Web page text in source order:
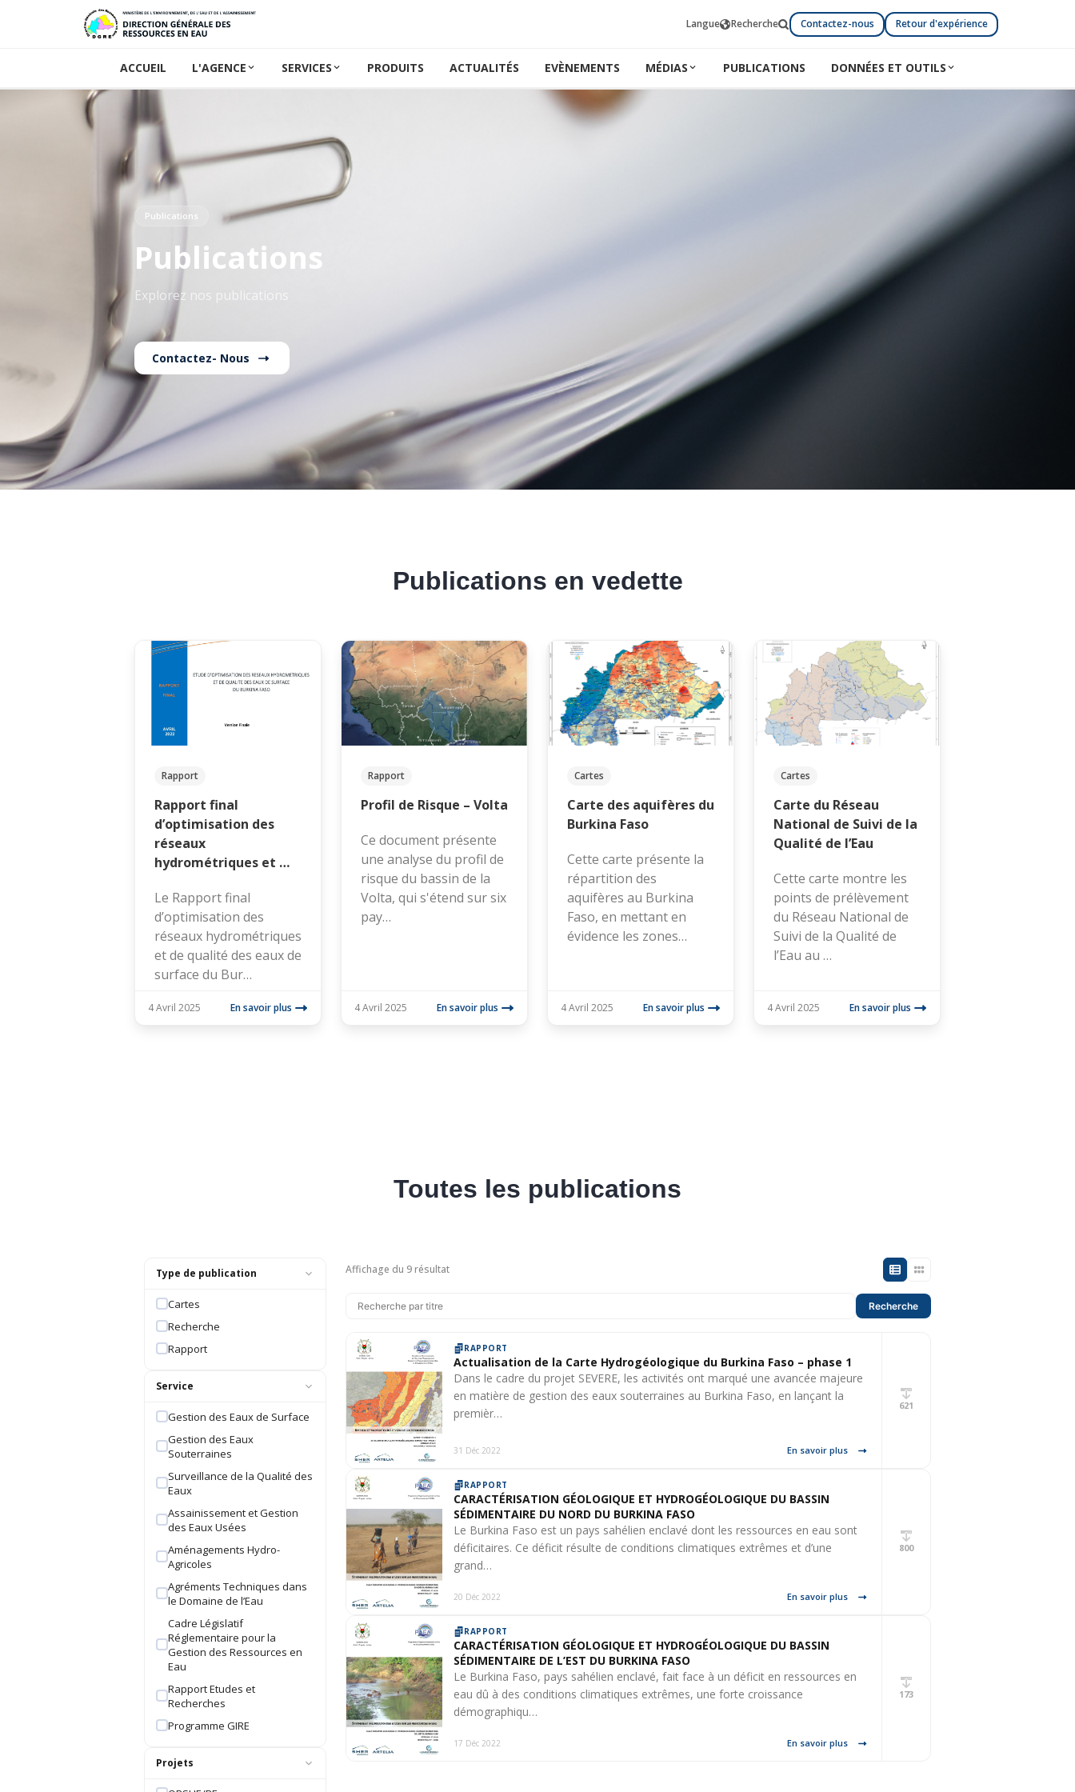
Langue Recherche Contactez-nous Retour d'expérience
ACCUEIL L'AGENCE SERVICES PRODUITS ACTUALITÉS EVÈNEMENTS MÉDIAS PUBLICATIONS DONNÉES ET OUTILS
Publications
Publications
Explorez nos publications
Contactez- Nous
Publications en vedette
Rapport
Rapport final
d’optimisation des
réseaux
hydrométriques et …
Le Rapport final
d’optimisation des
réseaux hydrométriques
et de qualité des eaux de
surface du Bur…
4 Avril 2025 En savoir plus
Rapport
Profil de Risque – Volta
Ce document présente
une analyse du profil de
risque du bassin de la
Volta, qui s'étend sur six
pay…
4 Avril 2025 En savoir plus
Cartes
Carte des aquifères du
Burkina Faso
Cette carte présente la
répartition des
aquifères au Burkina
Faso, en mettant en
évidence les zones…
4 Avril 2025 En savoir plus
Cartes
Carte du Réseau
National de Suivi de la
Qualité de l’Eau
Cette carte montre les
points de prélèvement
du Réseau National de
Suivi de la Qualité de
l’Eau au …
4 Avril 2025 En savoir plus
Toutes les publications
Type de publication
Cartes
Recherche
Rapport
Service
Gestion des Eaux de Surface
Gestion des Eaux
Souterraines
Surveillance de la Qualité des
Eaux
Assainissement et Gestion
des Eaux Usées
Aménagements Hydro-
Agricoles
Agréments Techniques dans
le Domaine de l’Eau
Cadre Législatif
Réglementaire pour la
Gestion des Ressources en
Eau
Rapport Etudes et
Recherches
Programme GIRE
Projets
Affichage du 9 résultat
Recherche
RAPPORT
Actualisation de la Carte Hydrogéologique du Burkina Faso – phase 1
Dans le cadre du projet SEVERE, les activités ont marqué une avancée majeure
en matière de gestion des eaux souterraines au Burkina Faso, en lançant la
premièr…
31 Déc 2022 En savoir plus
621
RAPPORT
CARACTÉRISATION GÉOLOGIQUE ET HYDROGÉOLOGIQUE DU BASSIN
SÉDIMENTAIRE DU NORD DU BURKINA FASO
Le Burkina Faso est un pays sahélien enclavé dont les ressources en eau sont
déficitaires. Ce déficit résulte de conditions climatiques extrêmes et d’une
grand…
20 Déc 2022 En savoir plus
800
RAPPORT
CARACTÉRISATION GÉOLOGIQUE ET HYDROGÉOLOGIQUE DU BASSIN
SÉDIMENTAIRE DE L’EST DU BURKINA FASO
Le Burkina Faso, pays sahélien enclavé, fait face à un déficit en ressources en
eau dû à des conditions climatiques extrêmes, une forte croissance
démographiqu…
17 Déc 2022 En savoir plus
173